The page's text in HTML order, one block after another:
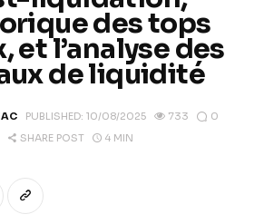
des tops
et l’analyse des
de liquidité
PUBLISHED: 10/08/2025 733
0
SHARE POST
4 MIN